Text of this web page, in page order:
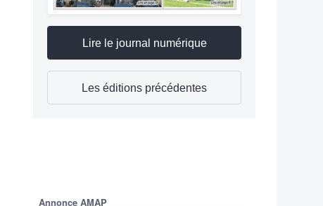
Lire le journal numérique
Les éditions précédentes
Annonce AMAP